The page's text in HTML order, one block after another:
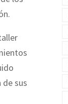
sus